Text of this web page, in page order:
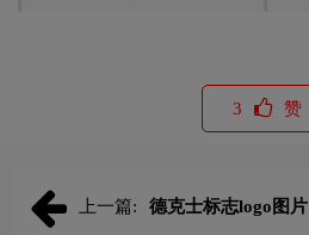
3 赞
上一篇: 德克士标志logo图片